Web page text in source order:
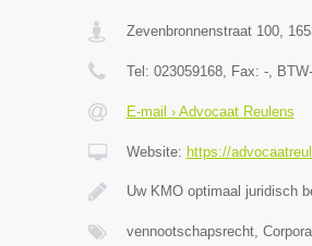
Zevenbronnenstraat 100,
Tel: 023059168, Fax: -,
E-mail › Advocaat Reulens
Website: https://
Uw KMO optimaal juridisch
vennootschapsrecht,